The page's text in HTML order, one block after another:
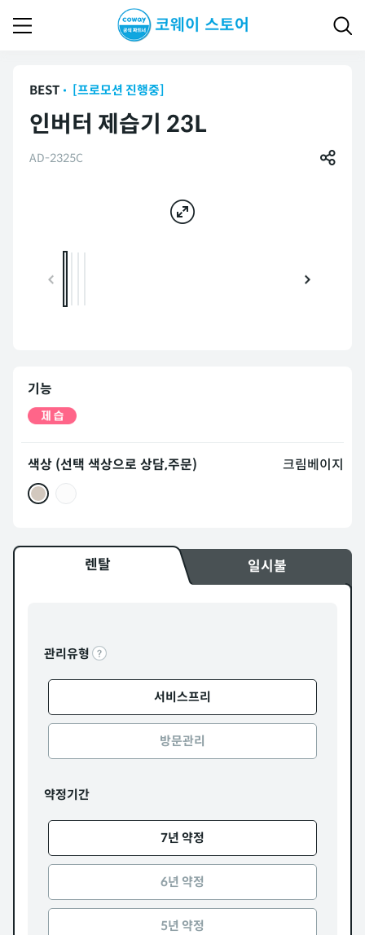
BEST [프로모션 진행중]
인버터 제습기 23L
AD-2325C
기능
색상 (선택 색상으로 상담,주문) 크림베이지
렌탈 일시불
관리유형
서비스프리
방문관리
약정기간
7년 약정
6년 약정
5년 약정